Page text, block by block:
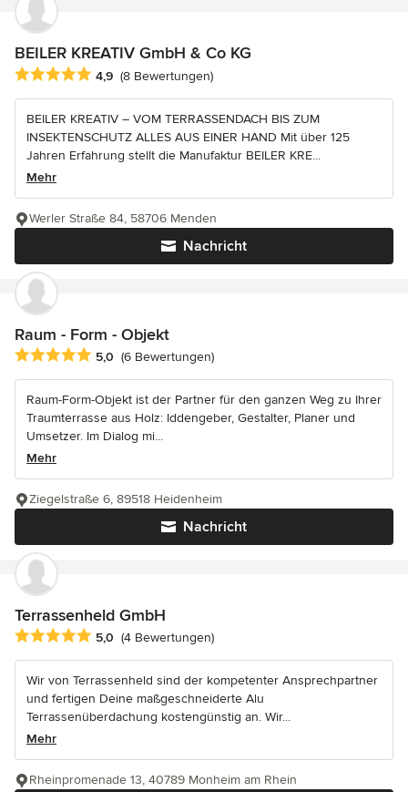
BEILER KREATIV GmbH & Co KG
Durchschnittliche Bewertung: 4.9 von 5 Sternen
4,9 (8 Bewertungen)
BEILER KREATIV – VOM TERRASSENDACH BIS ZUM
INSEKTENSCHUTZ ALLES AUS EINER HAND Mit über 125
Jahren Erfahrung stellt die Manufaktur BEILER KRE...
Mehr
Nachricht
Werler Straße 84, 58706 Menden
Raum - Form - Objekt
Durchschnittliche Bewertung: 5 von 5 Sternen
5,0 (6 Bewertungen)
Raum-Form-Objekt ist der Partner für den ganzen Weg zu Ihrer
Traumterrasse aus Holz: Iddengeber, Gestalter, Planer und
Umsetzer. Im Dialog mi...
Mehr
Nachricht
Ziegelstraße 6, 89518 Heidenheim
Terrassenheld GmbH
Durchschnittliche Bewertung: 5 von 5 Sternen
5,0 (4 Bewertungen)
Wir von Terrassenheld sind der kompetenter Ansprechpartner
und fertigen Deine maßgeschneiderte Alu
Terrassenüberdachung kostengünstig an. Wir...
Mehr
Rheinpromenade 13, 40789 Monheim am Rhein